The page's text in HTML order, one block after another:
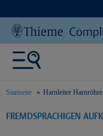
Startseite Harnleiter Harnröhre
text.skipToContent
text.skipToNavigation
FREMDSPRACHIGEN